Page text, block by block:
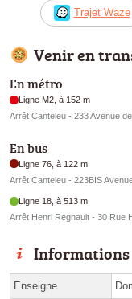
Trajet Waze
Venir en
En métro
Ligne M2, à 152 m
Arrêt Canteleu - 233 Avenue
En bus
Ligne 76, à 122 m
Arrêt Canteleu - 223BIS
Ligne 18, à 513 m
Arrêt Henri Regnault - 30 Rue
Informations
Enseigne